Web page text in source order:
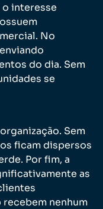
o interesse
No
do dia. Sem
se
Sem
ficam dispersos
Por fim, a
as
nenhum